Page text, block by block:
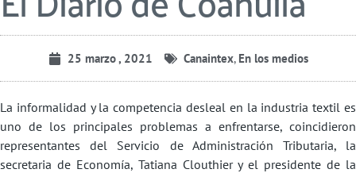
25 marzo , 2021 Canaintex, En los medios
La informalidad y la competencia desleal en la industria textil es
uno de los principales problemas a enfrentarse, coincidieron
representantes del Servicio de Administración Tributaria, la
secretaria de Economía, Tatiana Clouthier y el presidente de la